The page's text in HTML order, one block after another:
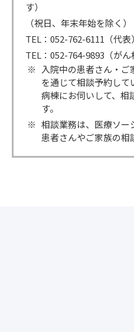
す）
（祝日、年末年始を除く）
TEL：052-762-6111（代表）
TEL：052-764-9893（がん
入院中の患者さん・ご
を通じて相談予約して
病棟にお伺いして、相
す。
相談業務は、医療ソー
患者さんやご家族の相